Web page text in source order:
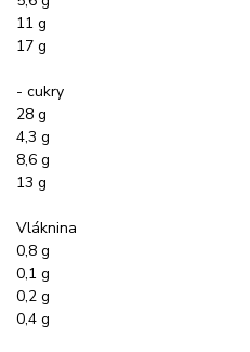
11 g
17 g
- cukry
28 g
4,3 g
8,6 g
13 g
Vláknina
0,8 g
0,1 g
0,2 g
0,4 g